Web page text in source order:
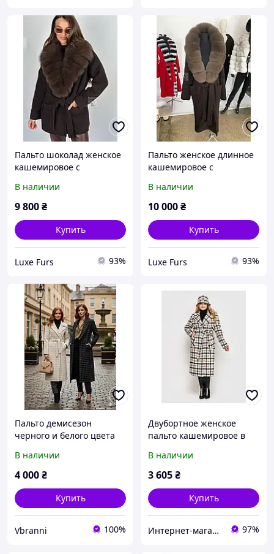
Пальто шоколад женское
кашемировое с
финского песца. Размеры
с 42 по 52
В наличии
9 800₴
Купить
Luxe Furs 93%
Пальто женское длинное
кашемировое с
мехом песца. Размеры с
40 до 54
В наличии
10 000₴
Купить
Luxe Furs 93%
Пальто демисезон
черного и белого цвета
В наличии
4 000₴
Купить
Vbranni 100%
Двубортное женское
пальто кашемировое в
Размеры 50 52 54 56
В наличии
3 605₴
Купить
Интернет-магазин модной женской одежды KARDIGAN 97%